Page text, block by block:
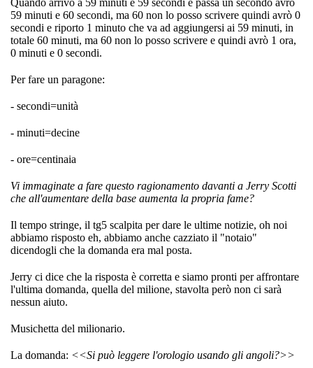
Quando arrivo a 59 minuti e 59 secondi e passa un secondo avrò
59 minuti e 60 secondi, ma 60 non lo posso scrivere quindi avrò 0
secondi e riporto 1 minuto che va ad aggiungersi ai 59 minuti, in
totale 60 minuti, ma 60 non lo posso scrivere e quindi avrò 1 ora,
0 minuti e 0 secondi.
Per fare un paragone:
- secondi=unità
- minuti=decine
- ore=centinaia
Vi immaginate a fare questo ragionamento davanti a Jerry Scotti
che all'aumentare della base aumenta la propria fame?
Il tempo stringe, il tg5 scalpita per dare le ultime notizie, oh noi
abbiamo risposto eh, abbiamo anche cazziato il "notaio"
dicendogli che la domanda era mal posta.
Jerry ci dice che la risposta è corretta e siamo pronti per affrontare
l'ultima domanda, quella del milione, stavolta però non ci sarà
nessun aiuto.
Musichetta del milionario.
La domanda: <<Si può leggere l'orologio usando gli angoli?>>